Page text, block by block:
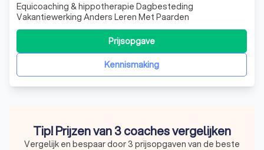
Equicoaching & hippotherapie Dagbesteding
Vakantiewerking Anders Leren Met Paarden
Kennismaking
Prijsopgave
Tip! Prijzen van 3 coaches vergelijken
Vergelijk en bespaar door 3 prijsopgaven van de beste